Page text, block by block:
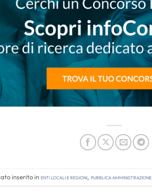
inserito inEnti locali e regioni, Pubblica amministrazione